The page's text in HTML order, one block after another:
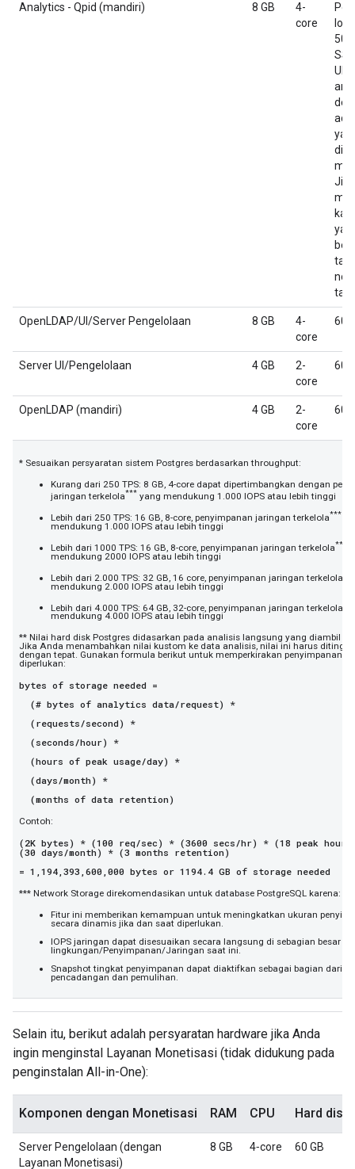
Analytics - Qpid (mandiri) 8 GB
4-
core
50
SSD
OpenLDAP/UI/Server Pengelolaan 8 GB
4-
core
60
Server UI/Pengelolaan 4 GB
2-
core
60
OpenLDAP (mandiri) 4 GB
2-
core
60
* Sesuaikan persyaratan sistem Postgres berdasarkan throughput:
Kurang dari 250 TPS: 8 GB, 4-core dapat dipertimbangkan dengan
jaringan terkelola*** yang mendukung 1.000 IOPS atau lebih tinggi
Lebih dari 250 TPS: 16 GB, 8-core, penyimpanan jaringan terkelola***
mendukung 1.000 IOPS atau lebih tinggi
Lebih dari 1000 TPS: 16 GB, 8-core, penyimpanan jaringan terkelola***
mendukung 2000 IOPS atau lebih tinggi
Lebih dari 2.000 TPS: 32 GB, 16 core, penyimpanan jaringan terkelola
mendukung 2.000 IOPS atau lebih tinggi
Lebih dari 4.000 TPS: 64 GB, 32-core, penyimpanan jaringan terkelola
mendukung 4.000 IOPS atau lebih tinggi
** Nilai hard disk Postgres didasarkan pada analisis langsung yang diambil
Jika Anda menambahkan nilai kustom ke data analisis, nilai ini harus
dengan tepat. Gunakan formula berikut untuk memperkirakan penyimpanan
diperlukan:
bytes of storage needed =
(# bytes of analytics data/request) *
(requests/second) *
(seconds/hour) *
(hours of peak usage/day) *
(days/month) *
(months of data retention)
Contoh:
(2K bytes) * (100 req/sec) * (3600 secs/hr) * (18 peak
(30 days/month) * (3 months retention)
= 1,194,393,600,000 bytes or 1194.4 GB of storage needed
*** Network Storage direkomendasikan untuk database PostgreSQL karena:
Fitur ini memberikan kemampuan untuk meningkatkan ukuran
secara dinamis jika dan saat diperlukan.
IOPS jaringan dapat disesuaikan secara langsung di sebagian besar
lingkungan/Penyimpanan/Jaringan saat ini.
Snapshot tingkat penyimpanan dapat diaktifkan sebagai bagian dari
pencadangan dan pemulihan.
Selain itu, berikut adalah persyaratan hardware jika Anda
ingin menginstal Layanan Monetisasi (tidak didukung pada
penginstalan All-in-One):
Komponen dengan Monetisasi RAM CPU Hard disk
Server Pengelolaan (dengan
Layanan Monetisasi)
8 GB 4‑core 60 GB